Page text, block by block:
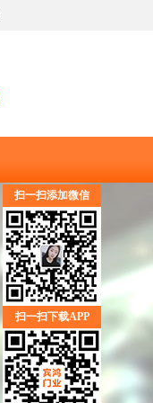
扫一扫添加微信
扫一扫下载APP